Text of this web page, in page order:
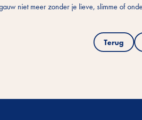
niet meer zonder je lieve, slimme of
Terug